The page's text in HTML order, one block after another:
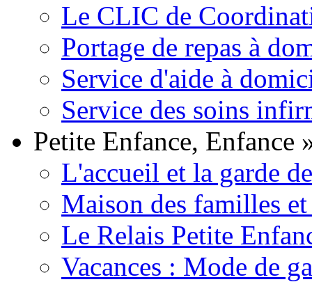
Le CLIC de
Portage de repas à
Service d'aide à
Service des soins
Petite Enfance, Enfance
L'accueil et la garde
Maison des familles
Le Relais Petite
Vacances : Mode de